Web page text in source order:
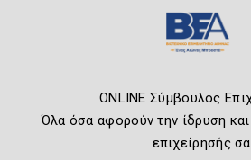
ONLINE Σύμβουλος
Όλα όσα αφορούν την ίδρυση και
επιχείρησής